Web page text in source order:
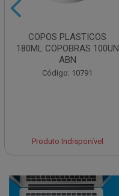
COPOS PLASTICOS
180ML COPOBRAS 100UN
ABN
Código: 10791
Produto Indisponível